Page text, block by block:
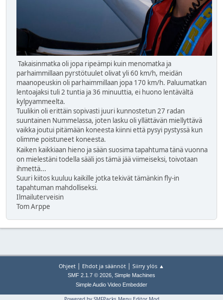
Takaisinmatka oli jopa ripeämpi kuin menomatka ja
parhaimmillaan pyrstötuulet olivat yli 60 km/h, meidän
maanopeuskin oli parhaimmillaan jopa 170 km/h. Paluumatkan
lentoajaksi tuli 2 tuntia ja 36 minuuttia, ei huono lentävältä
kylpyammeelta.
Tuulikin oli erittäin sopivasti juuri kunnostetun 27 radan
suuntainen Nummelassa, joten lasku oli yllättävän miellyttävä
vaikka joutui pitämään koneesta kiinni että pysyi pystyssä kun
olimme poistuneet koneesta.
Kaiken kaikkiaan hieno ja sään suosima tapahtuma tänä vuonna
on mielestäni todella sääli jos tämä jää viimeiseksi, toivotaan
ihmettä...
Suuri kiitos kuuluu kaikille jotka tekivät tämänkin fly-in
tapahtuman mahdolliseksi.
Ilmailuterveisin
Tom Arppe
Ohjeet | Ehdot ja säännöt | Siirry ylös ▲
SMF 2.1.7 © 2026, Simple Machines
Simple Audio Video Embedder